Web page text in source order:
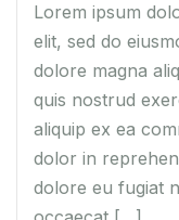
Lorem ipsum
elit, sed do
dolore magna
quis nostrud
aliquip ex ea
dolor in
dolore eu fugiat